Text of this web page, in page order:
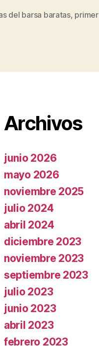
del barsa baratas,
Archivos
junio 2026
mayo 2026
noviembre 2025
julio 2024
abril 2024
diciembre 2023
noviembre 2023
septiembre 2023
julio 2023
junio 2023
abril 2023
febrero 2023